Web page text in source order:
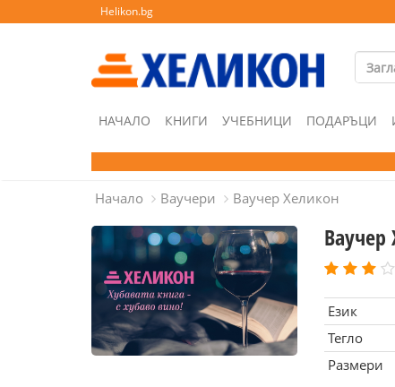
Helikon.bg
НАЧАЛО КНИГИ УЧЕБНИЦИ ПОДАРЪЦИ
Начало Ваучери Ваучер Хеликон
Ваучер
Език
Тегло
Размери